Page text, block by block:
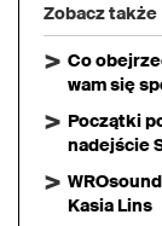
Zobacz także
Co
wam się
Początki
nadejście
Kasia Lins